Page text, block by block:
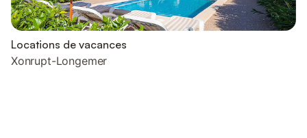
Locations de vacances
Xonrupt-Longemer